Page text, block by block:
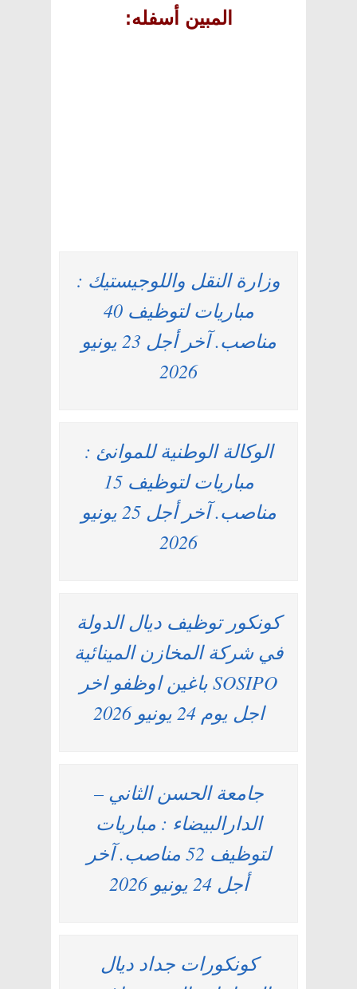
المبين أسفله:
وزارة النقل واللوجيستيك :
مباريات لتوظيف 40
مناصب. آخر أجل 23 يونيو
2026
الوكالة الوطنية للموانئ :
مباريات لتوظيف 15
مناصب. آخر أجل 25 يونيو
2026
كونكور توظيف ديال الدولة
في شركة المخازن المينائية
SOSIPO باغين اوظفو اخر
اجل يوم 24 يونيو 2026
جامعة الحسن الثاني –
الدارالبيضاء : مباريات
لتوظيف 52 مناصب. آخر
أجل 24 يونيو 2026
كونكورات جداد ديال